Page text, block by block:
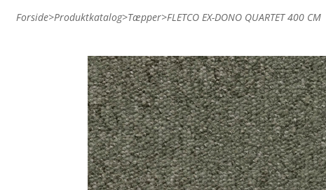
Forside>Produktkatalog>Tæpper>FLETCO EX-DONO QUARTET 400 CM